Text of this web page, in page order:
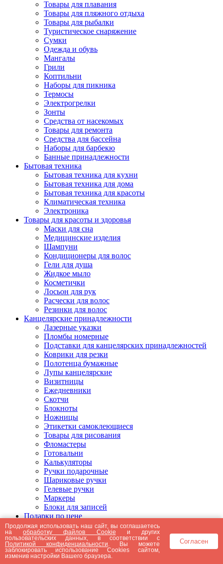
Товары для плавания
Товары для пляжного отдыха
Товары для рыбалки
Туристическое снаряжение
Сумки
Одежда и обувь
Мангалы
Грили
Коптильни
Наборы для пикника
Термосы
Электрогрелки
Зонты
Средства от насекомых
Товары для ремонта
Средства для бассейна
Наборы для барбекю
Банные принадлежности
Бытовая техника
Бытовая техника для кухни
Бытовая техника для дома
Бытовая техника для красоты
Климатическая техника
Электроника
Товары для красоты и здоровья
Маски для сна
Медицинские изделия
Шампуни
Кондиционеры для волос
Гели для душа
Жидкое мыло
Косметички
Лосьон для рук
Расчески для волос
Резинки для волос
Канцелярские принадлежности
Лазерные указки
Пломбы номерные
Подставки для канцелярских принадлежностей
Коврики для резки
Полотенца бумажные
Лупы канцелярские
Визитницы
Ежедневники
Скотчи
Блокноты
Ножницы
Этикетки самоклеющиеся
Товары для рисования
Фломастеры
Готовальни
Калькуляторы
Ручки подарочные
Шариковые ручки
Гелевые ручки
Маркеры
Блоки для записей
Подарки по цене
Подарки от 5000 рублей
Подарки до 5000 рублей
Подарки до 3000 рублей
Подарки до 2000 рублей
Подарки до 1000 рублей
Продолжая использовать наш сайт, вы соглашаетесь
наобработку файлов Cookie и других
пользовательских данных, в соответствии с
Политикой конфиденциальности . Вы можете
заблокировать использование Cookies сайтом,
изменив настройки Вашего браузера.
Согласен